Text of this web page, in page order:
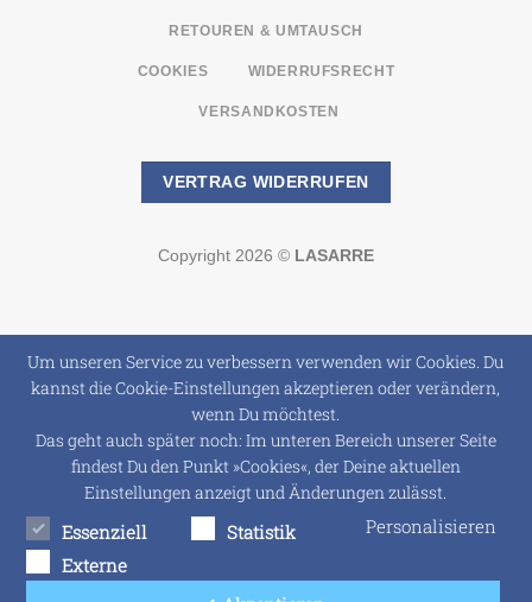
RETOUREN & UMTAUSCH
COOKIES WIDERRUFSRECHT
VERSANDKOSTEN
VERTRAG WIDERRUFEN
Copyright 2026 © LASARRE
Um unseren Service zu verbessern verwenden wir Cookies. Du
kannst die Cookie-Einstellungen akzeptieren oder verändern,
wenn Du möchtest.
Das geht auch später noch: Im unteren Bereich unserer Seite
findest Du den Punkt »Cookies«, der Deine aktuellen
Einstellungen anzeigt und Änderungen zulässt.
Essenziell
Statistik
Externe
Personalisieren